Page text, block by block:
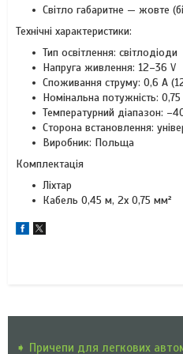
Світло габаритне — жовте
Технічні характеристики:
Тип освітлення: світлодіоди
Напруга живлення: 12–36 V
Споживання струму: 0,6 A
Номінальна потужність:
Температурний діапазон:
Сторона встановлення:
Виробник: Польща
Комплектація
Ліхтар
Кабель 0,45 м, 2x 0,75 мм²
➧ Причепи для легкових